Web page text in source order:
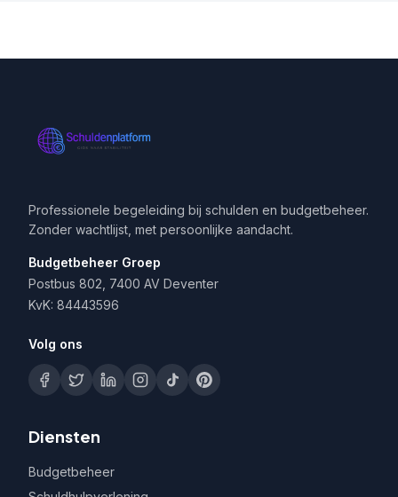
Professionele begeleiding bij schulden en budgetbeheer.
Zonder wachtlijst, met persoonlijke aandacht.
Budgetbeheer Groep
Postbus 802, 7400 AV Deventer
KvK: 84443596
Volg ons
Diensten
Budgetbeheer